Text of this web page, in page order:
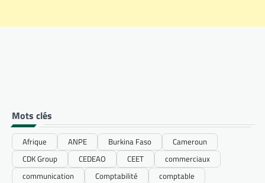
Mots clés
Afrique ANPE Burkina Faso
Cameroun
CDK Group
CEDEAO CEET
commerciaux
communication
Comptabilité
comptable